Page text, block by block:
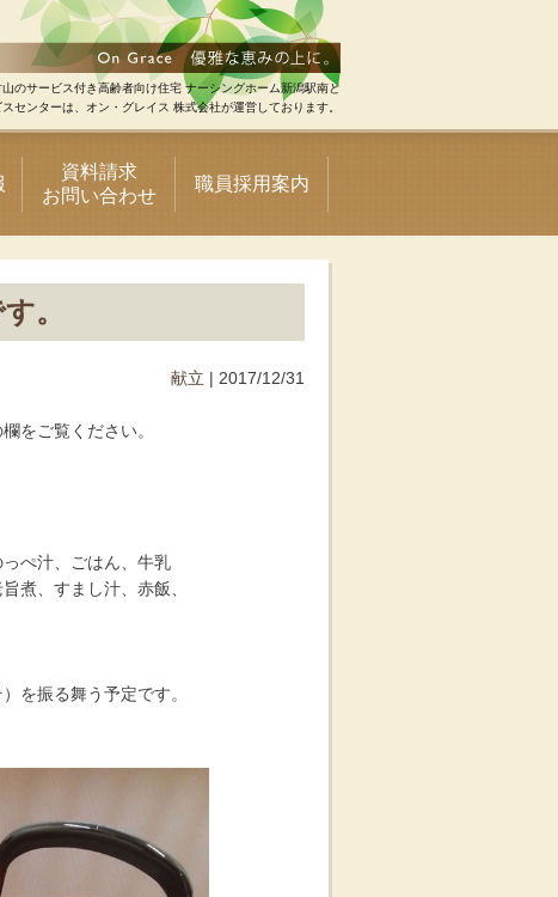
のサービス付き高齢者向け住宅 ナーシングホーム新潟駅南と
センターは、オン・グレイス 株式会社が運営しております。
資料請求
お問い合わせ
職員採用案内
。
献立 | 2017/12/31
をご覧ください。
ぺ汁、ごはん、牛乳
煮、すまし汁、赤飯、
を振る舞う予定です。